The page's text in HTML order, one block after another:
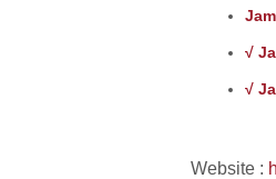
√
√
Website :